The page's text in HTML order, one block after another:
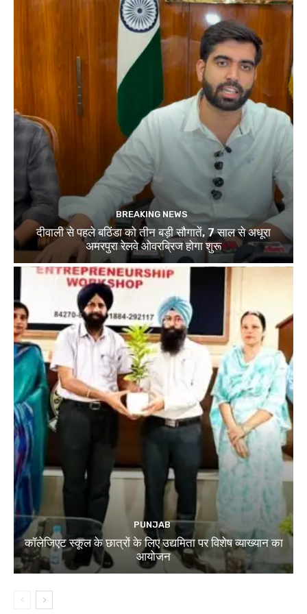
BREAKING NEWS
दीवाली से पहले बठिंडा को तीन बड़ी सौगातें, 7 साल से अधूरा
अमरपुरा रेलवे ओवरब्रिज होगा शुरू
PUNJAB
कॉलेजिएट स्कूल के छात्रों के लिए उद्यमिता पर विशेष व्याख्यान का
आयोजन